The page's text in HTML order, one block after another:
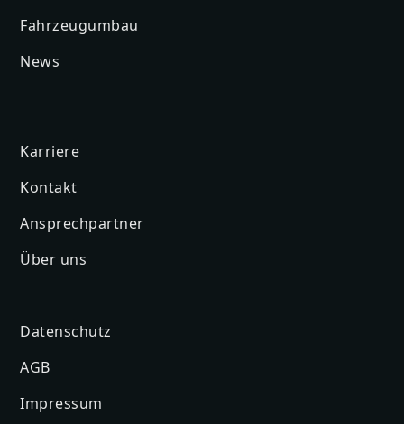
Fahrzeugumbau
News
Karriere
Kontakt
Ansprechpartner
Über uns
Datenschutz
AGB
Impressum